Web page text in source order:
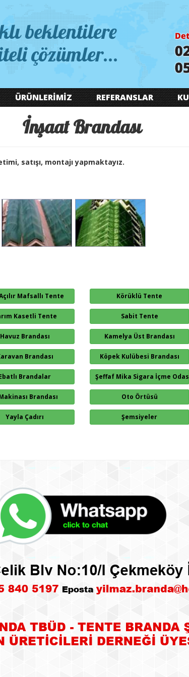
beklentilere
çözümler...
ÜRÜNLERİMİZ REFERANSLAR
İnşaat Brandası
satışı, montajı yapmaktayız.
Mafsallı Tente Körüklü Tente
Kasetli Tente Sabit Tente
Havuz Brandası Kamelya Üst Brandası
Brandası Köpek Kulübesi Brandası
Brandalar Şeffaf Mika Sigara İçme Odası
Brandası Oto Örtüsü
Yayla Çadırı Şemsiyeler